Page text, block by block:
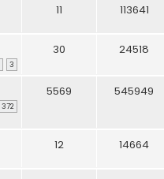
11 113641
3
30 24518
372
5569 545949
12 14664